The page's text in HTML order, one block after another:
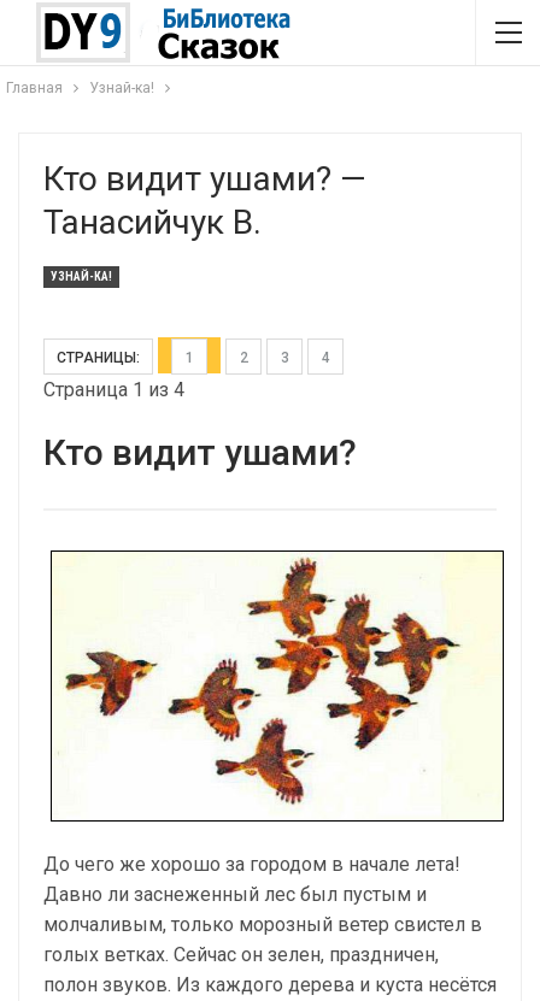
Главная Узнай-ка!
Кто видит ушами? —
Танасийчук В.
УЗНАЙ-КА!
СТРАНИЦЫ: 1 2 3 4
Страница 1 из 4
Кто видит ушами?
До чего же хорошо за городом в начале лета!
Давно ли заснеженный лес был пустым и
молчаливым, только морозный ветер свистел в
голых ветках. Сейчас он зелен, праздничен,
полон звуков. Из каждого дерева и куста несётся